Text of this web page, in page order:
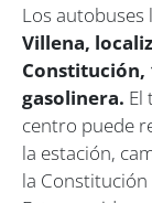
Los autobuses
Villena,
Constitución,
gasolinera. El
centro puede
la estación,
la